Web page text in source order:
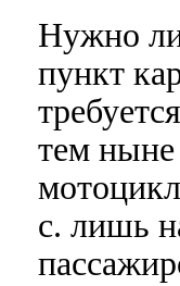
Нужно
пункт
тем
с. лишь